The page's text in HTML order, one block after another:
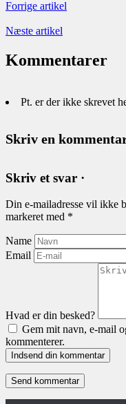
Forrige artikel
Næste artikel
Kommentarer
Pt. er der ikke skrevet
Skriv en
Skriv et svar ·
Din e-mailadresse vil ikke
markeret med *
Name
Email
Hvad er din besked?
Gem mit navn, e-mail
kommenterer.
Indsend din kommentar